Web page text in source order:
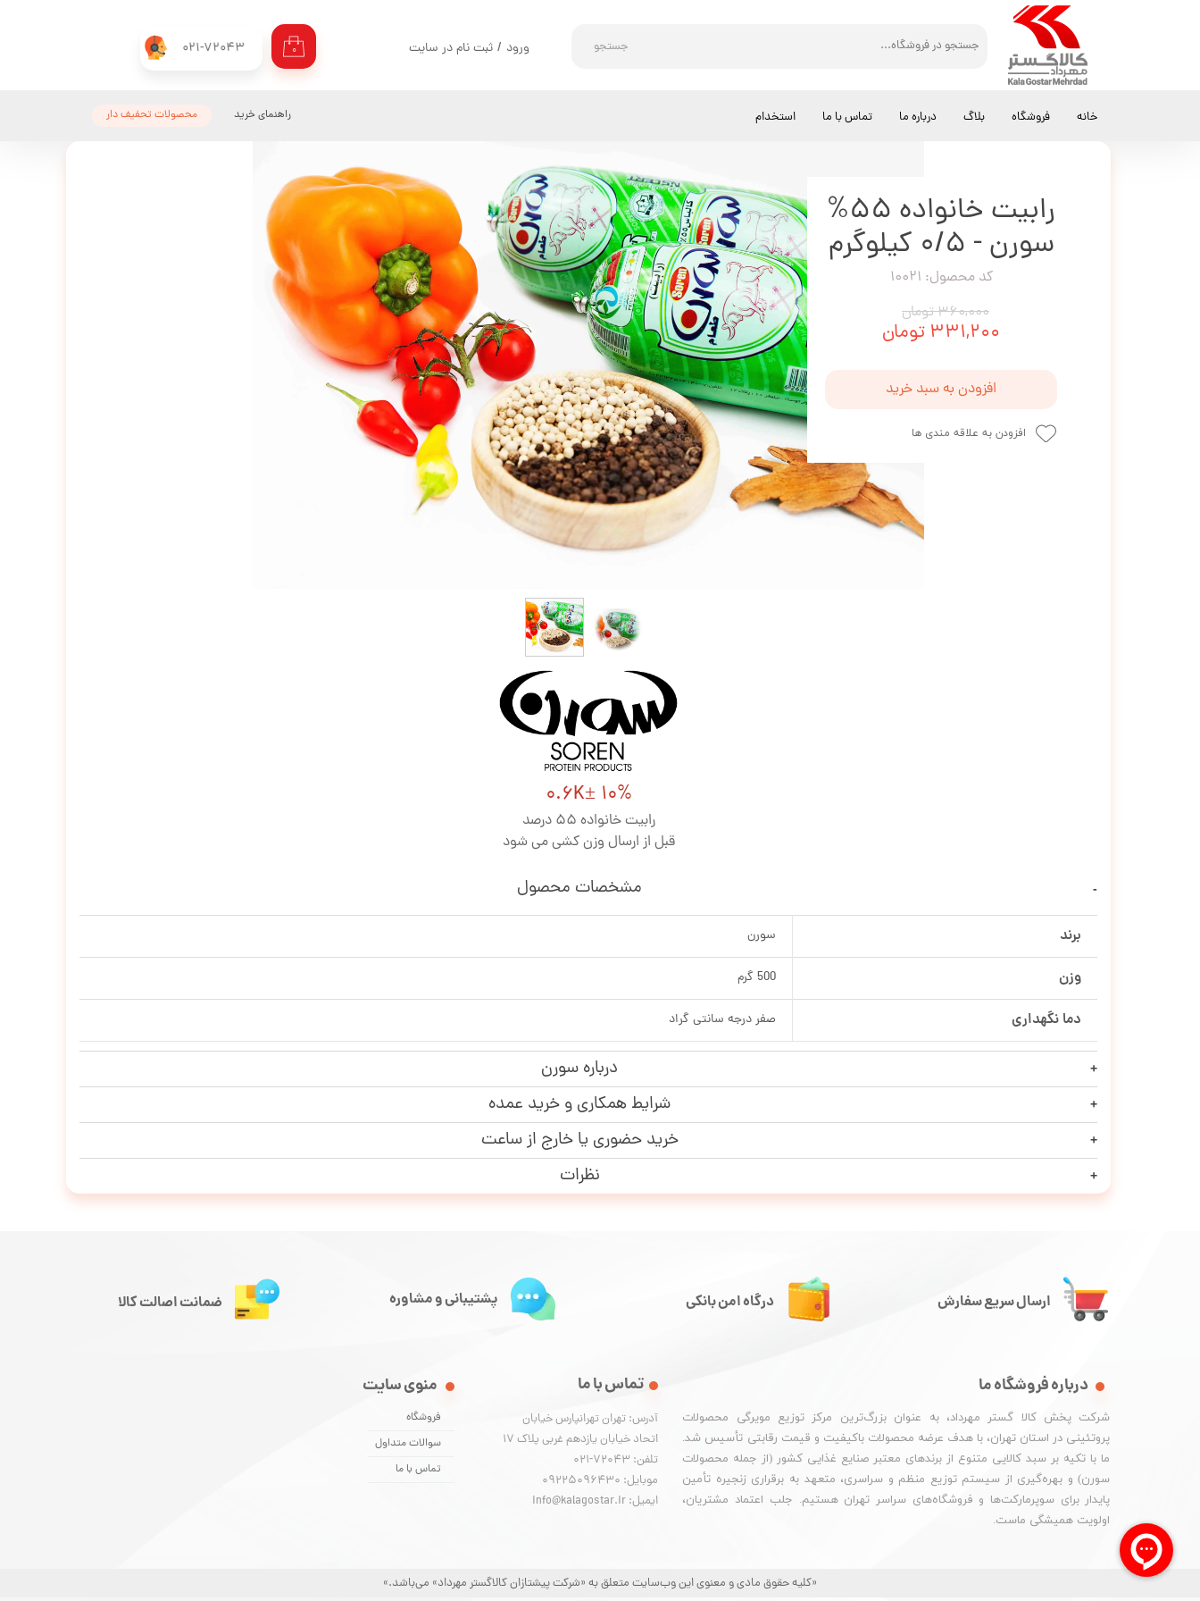
021-72043 جستجو ۰ ورود / ثبت نام در سایت
خروج از حساب کاربری
خانه فروشگاه بلاگ درباره ما تماس با ما استخدام محصولات تحفیف دار راهنمای خرید کالاگستر مهرداد کالباس رابیت خانواده 55% سورن - 0/5 کیلوگرم
رابیت خانواده 55%
سورن - 0/5 کیلوگرم
کد محصول: 10021
۳۶۰,۰۰۰ تومان
۳۳۱,۲۰۰ تومان
افزودن به سبد خرید
افزودن به علاقه مندی ها
0.6K± 10%
رابیت خانواده 55 درصد
قبل از ارسال وزن کشی می شود
مشخصات محصول
برند سورن
وزن 500 گرم
دما نگهداری صفر درجه سانتی گراد
درباره سورن
شرایط همکاری و خرید عمده
خرید حضوری یا خارج از ساعت
نظرات
«کلیه حقوق مادی و معنوی این وب‌سایت متعلق به «شرکت پیشتازان کالاگستر مهرداد» می‌باشد.»
ارسال سریع سفارش
درباره فروشگاه ما
شرکت پخش کالا گستر مهرداد، به عنوان بزرگ‌ترین مرکز توزیع مویرگی محصولات
پروتئینی در استان تهران، با هدف عرضه محصولات باکیفیت و قیمت رقابتی تأسیس شد.
ما با تکیه بر سبد کالایی متنوع از برندهای معتبر صنایع غذایی کشور (از جمله محصولات
سورن) و بهره‌گیری از سیستم توزیع منظم و سراسری، متعهد به برقراری زنجیره تأمین
پایدار برای سوپرمارکت‌ها و فروشگاه‌های سراسر تهران هستیم. جلب اعتماد مشتریان،
اولویت همیشگی ماست.
منوی سایت
فروشگاه
سوالات متداول
تماس با ما
تماس با ما
آدرس: تهران تهرانپارس خیابان
اتحاد خیابان یازدهم غربی پلاک ۱۷
تلفن: 72043-021
موبایل: 09225096430
ایمیل: info@kalagostar.ir
درگاه امن بانکی پشتیبانی و مشاوره ضمانت اصالت کالا